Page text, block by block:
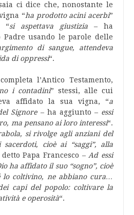
ci dice che, nonostante le
“ha prodotto acini acerbi”
“si aspettava giustizia – ha
Padre usando le parole delle
di sangue, attendeva
di oppressi“.
l’Antico Testamento,
i contadini” stessi, alle cui
affidato la sua vigna, “a
Signore– ha aggiunto –essi
ma pensano ai loro interessi“.
si rivolge agli anziani del
cioè ai “saggi”, alla
Papa Francesco – Ad essi
ha affidato il suo “sogno”, cioè
lo coltivino, ne abbiano cura…
capi del popolo: coltivare la
e operosità“.